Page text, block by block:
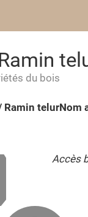
du bois
Ramin telurNom
Accès